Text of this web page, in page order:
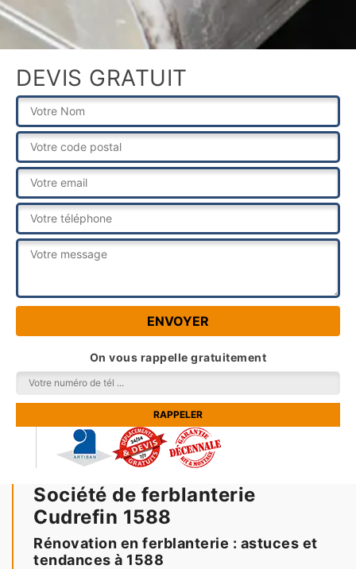
DEVIS GRATUIT
On vous rappelle gratuitement
Société de ferblanterie
Cudrefin 1588
Rénovation en ferblanterie : astuces et
tendances à 1588